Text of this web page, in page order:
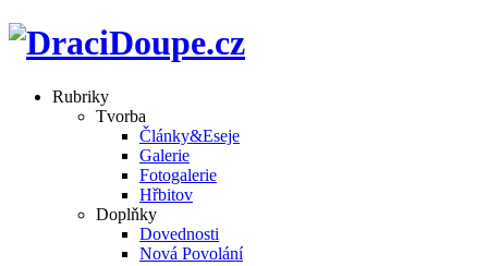
Rubriky
Tvorba
Články&Eseje
Galerie
Fotogalerie
Hřbitov
Doplňky
Dovednosti
Nová Povolání